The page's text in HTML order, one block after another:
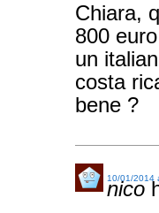
Chiara,
800
un
costa
bene ?
nico
10/01/2014